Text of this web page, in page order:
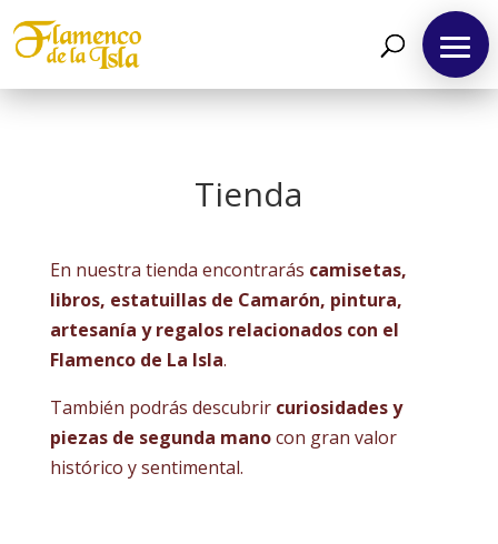
Artistas
Producciones
Contacto
Tienda
En nuestra tienda encontrarás camisetas,
libros, estatuillas de Camarón, pintura,
artesanía y regalos relacionados con el
Flamenco de La Isla.
También podrás descubrir curiosidades y
piezas de segunda manocon gran valor
histórico y sentimental.